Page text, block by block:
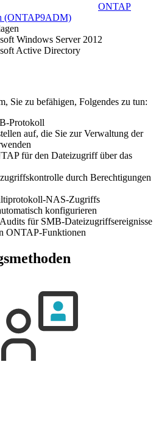
ONTAP
(ONTAP9ADM)
Windows Server 2012
Active Directory
Sie zu befähigen, Folgendes zu tun:
Protokoll
auf, die Sie zur Verwaltung der
für den Dateizugriff über das
durch Berechtigungen
NAS-Zugriffs
konfigurieren
für SMB-Dateizugriffsereignisse
ONTAP-Funktionen